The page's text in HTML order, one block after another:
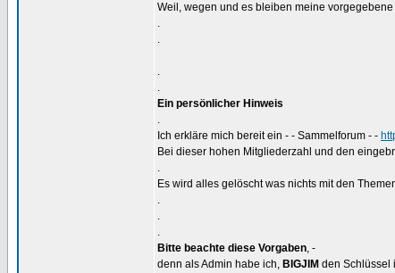
Weil, wegen und es bleiben meine
.
.
.
.
Ein persönlicher Hinweis
.
Ich erkläre mich bereit ein - - Sammelforum - -
Bei dieser hohen Mitgliederzahl und den
.
Es wird alles gelöscht was nichts mit den
.
.
.
Bitte beachte diese Vorgaben, -
denn als Admin habe ich, BIGJIM den Schlüssel